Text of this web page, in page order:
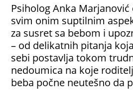
Psiholog Anka
svim onim suptilnim
za susret sa bebom i
– od delikatnih pitanja
sebi postavlja tokom
nedoumica na koje
beba počne neutešno da